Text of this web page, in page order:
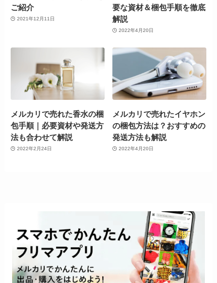
ご紹介
2021年12月11日
要な資材＆梱包手順を徹底
解説
2022年4月20日
メルカリで売れた香水の梱
包手順｜必要資材や発送方
法も合わせて解説
2022年2月24日
メルカリで売れたイヤホン
の梱包方法は？おすすめの
発送方法も解説
2022年4月20日